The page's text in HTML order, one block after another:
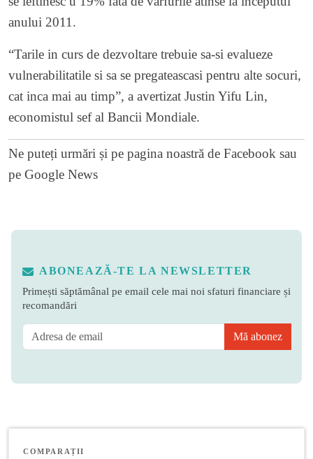
anului 2011.
“Tarile in curs de dezvoltare trebuie sa-si evalueze
vulnerabilitatile si sa se pregateascasi pentru alte socuri,
cat inca mai au timp”, a avertizat Justin Yifu Lin,
economistul sef al Bancii Mondiale.
Ne puteți urmări și pe pagina noastră de Facebook sau
pe Google News
ABONEAZĂ-TE LA NEWSLETTER
Primești săptămânal pe email cele mai noi sfaturi financiare și
recomandări
Mă abonez
COMPARAȚII